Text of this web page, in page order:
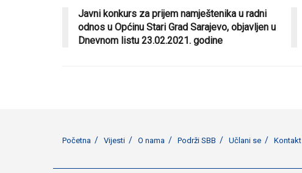
Javni konkurs za prijem namještenika u radni
odnos u Općinu Stari Grad Sarajevo, objavljen u
Dnevnom listu 23.02.2021. godine
Početna Vijesti O nama Podrži SBB Učlani se Kontakt